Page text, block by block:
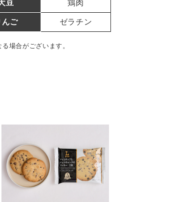
豆 鶏肉
んご ゼラチン
場合がございます。